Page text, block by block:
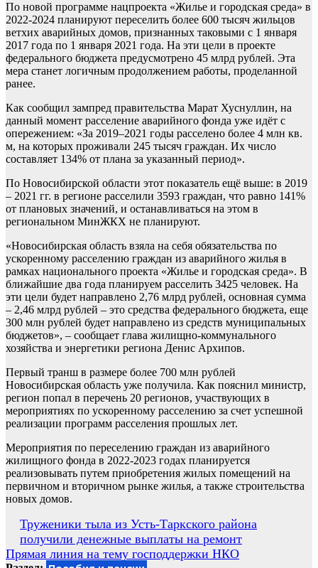
По новой программе нацпроекта «Жилье и городская среда» в
2022-2024 планируют переселить более 600 тысяч жильцов
ветхих аварийных домов, признанных таковыми с 1 января
2017 года по 1 января 2021 года. На эти цели в проекте
федерального бюджета предусмотрено 45 млрд рублей. Эта
мера станет логичным продолжением работы, проделанной
ранее.
Как сообщил зампред правительства Марат Хуснуллин, на
данный момент расселение аварийного фонда уже идёт с
опережением: «За 2019–2021 годы расселено более 4 млн кв.
м, на которых проживали 245 тысяч граждан. Их число
составляет 134% от плана за указанный период».
По Новосибирской области этот показатель ещё выше: в 2019
– 2021 гг. в регионе расселили 3593 граждан, что равно 141%
от плановых значений, и останавливаться на этом в
региональном МинЖКХ не планируют.
«Новосибирская область взяла на себя обязательства по
ускоренному расселению граждан из аварийного жилья в
рамках национального проекта «Жилье и городская среда». В
ближайшие два года планируем расселить 3425 человек. На
эти цели будет направлено 2,76 млрд рублей, основная сумма
– 2,46 млрд рублей – это средства федерального бюджета, еще
300 млн рублей будет направлено из средств муниципальных
бюджетов», – сообщает глава жилищно-коммунального
хозяйства и энергетики региона Денис Архипов.
Первый транш в размере более 700 млн рублей
Новосибирская область уже получила. Как пояснил министр,
регион попал в перечень 20 регионов, участвующих в
мероприятиях по ускоренному расселению за счет успешной
реализации программ расселения прошлых лет.
Мероприятия по переселению граждан из аварийного
жилищного фонда в 2022-2023 годах планируется
реализовывать путем приобретения жилых помещений на
первичном и вторичном рынке жилья, а также строительства
новых домов.
Навигация
по
записям
Труженики тыла из Усть-Таркского района
получили денежные выплаты на ремонт
Прямая линия на тему господдержки НКО